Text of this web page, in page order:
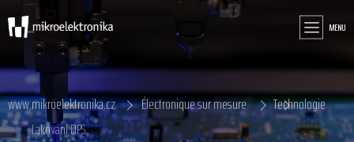
MENU
www.mikroelektronika.cz Électronique sur mesure
Technologie
Lakování DPS